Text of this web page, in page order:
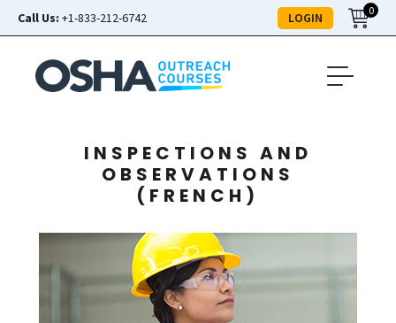
Call Us: +1-833-212-6742 LOGIN 0
INSPECTIONS AND
OBSERVATIONS
(FRENCH)